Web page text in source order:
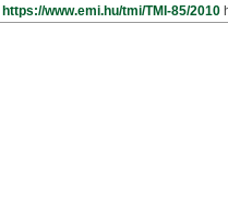
https://www.emi.hu/tmi/TMI-85/2010